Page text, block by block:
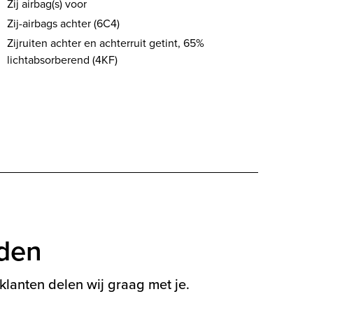
Zij airbag(s) voor
Zij-airbags achter (6C4)
Zijruiten achter en achterruit getint, 65%
lichtabsorberend (4KF)
delen wij graag met je.